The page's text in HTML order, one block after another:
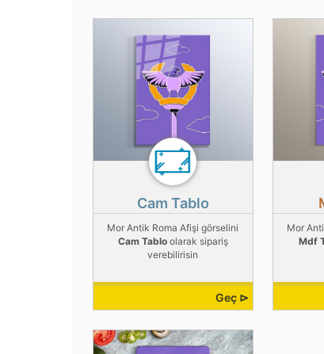
Cam Tablo
Mor Antik Roma Afişi görselini
Cam Tabloolarak sipariş
verebilirisin
Geç ⊳
Mor
Mdf